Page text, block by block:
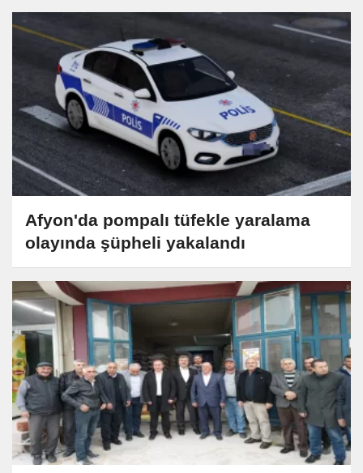
Afyon'da pompalı tüfekle yaralama
olayında şüpheli yakalandı